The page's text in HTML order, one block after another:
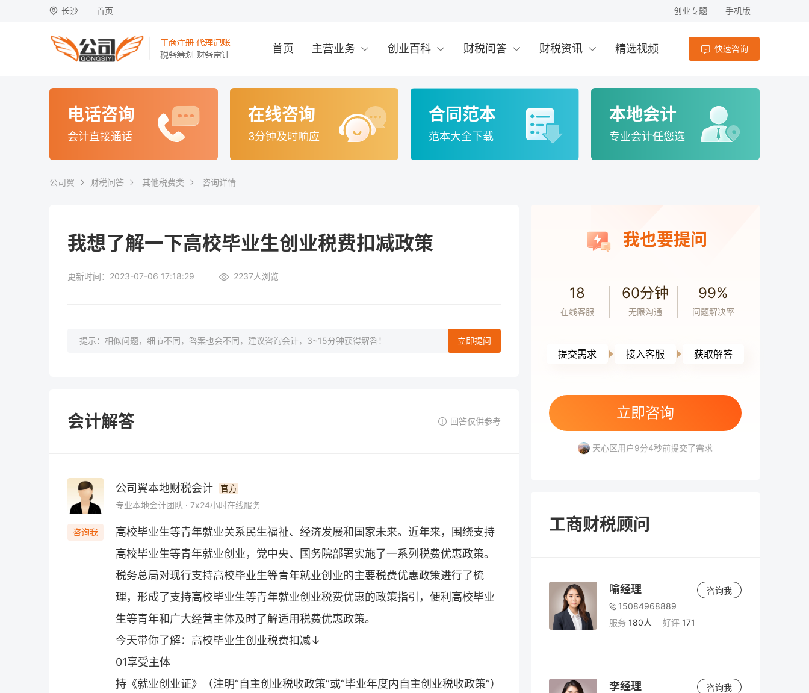
长沙 首页 创业专题 手机版
首页 主营业务 创业百科 财税问答 财税资讯 精选视频 快速咨询
电话咨询
会计直接通话
在线咨询
3分钟及时响应
合同范本
范本大全下载
本地会计
专业会计任您选
公司翼 财税问答 其他税费类 咨询详情
我想了解一下高校毕业生创业税费扣减政策
更新时间：2023-07-06 17:18:29 2237 人浏览
提示：相似问题，细节不同，答案也会不同，建议咨询会计，3~15分钟获得解答！ 立即提问
会计解答 回答仅供参考
咨询我
公司翼本地财税会计
官方
专业本地会计团队 · 7x24小时在线服务
高校毕业生等青年就业关系民生福祉、经济发展和国家未来。近年来，围绕支持
高校毕业生等青年就业创业，党中央、国务院部署实施了一系列税费优惠政策。
税务总局对现行支持高校毕业生等青年就业创业的主要税费优惠政策进行了梳
理，形成了支持高校毕业生等青年就业创业税费优惠的政策指引，便利高校毕业
生等青年和广大经营主体及时了解适用税费优惠政策。
今天带你了解：高校毕业生创业税费扣减↓
01享受主体
持《就业创业证》（注明“自主创业税收政策”或“毕业年度内自主创业税收政策”）
我也要提问
18
在线客服
60分钟
无限沟通
99%
问题解决率
提交需求 接入客服 获取解答
立即咨询
雨花区用户9分18秒前提交了需求
天心区用户9分4秒前提交了需求
芙蓉区用户8分5秒前提交了需求
工商财税顾问
喻经理
15084968889
服务 180人 好评 171
咨询我
李经理 咨询我
度，但在2025年1月续保时发现2024年的车
车船税，还是保险公司在2018年至2020年期
间的某次续保时未替我缴纳？
我公司通过正常摘牌方式取得土地并进行开
款。在此过程中，我公司未取得房地产开发
资质。在产权尚未转移的情况下，已取得的
1小时前
注册公司需要几个人
同，缴纳印花税时，应按买卖合同还是按产
非房地产企业因购置厂房产生的贷款利息支
出资本化后，是否需计入房产原值并据此缴
会计
5小时前
5小时前
作为一家“走出去”企业，我们与B国的子公司
存在较多关联交易，担心当前的关联交易定
公司办公用房在2024年10月15日之前用于出
租，15日之后改为自用，10月份的房产税应
我公司同时申报“六税两费”减免优惠与重点群
体、扶持自主就业退役士兵创业就业政策的
税费减免，应如何确定适用顺序？
抵债有关税收政策的公告》（2023 年第35